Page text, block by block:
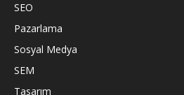
SEO
Pazarlama
Sosyal Medya
SEM
Tasarım